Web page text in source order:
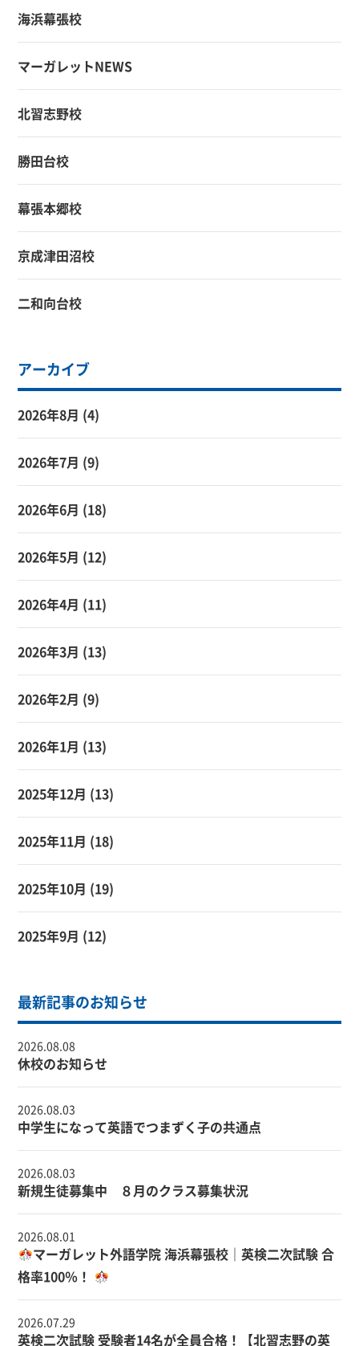
海浜幕張校
マーガレットNEWS
北習志野校
勝田台校
幕張本郷校
京成津田沼校
二和向台校
アーカイブ
2026年8月 (4)
2026年7月 (9)
2026年6月 (18)
2026年5月 (12)
2026年4月 (11)
2026年3月 (13)
2026年2月 (9)
2026年1月 (13)
2025年12月 (13)
2025年11月 (18)
2025年10月 (19)
2025年9月 (12)
最新記事のお知らせ
休校のお知らせ
2026.08.08
中学生になって英語でつまずく子の共通点
2026.08.03
新規生徒募集中 ８月のクラス募集状況
2026.08.03
マーガレット外語学院 海浜幕張校｜英検二次試験 合
格率100％！
2026.08.01
英検二次試験 受験者14名が全員合格！【北習志野の英
2026.07.29